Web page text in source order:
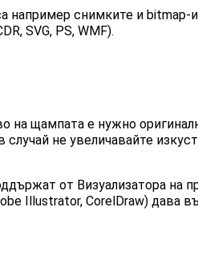
например снимките и bitmap-
SVG, PS, WMF).
на щампата е нужно
не увеличавайте
от Визуализатора на
Illustrator, CorelDraw) дава